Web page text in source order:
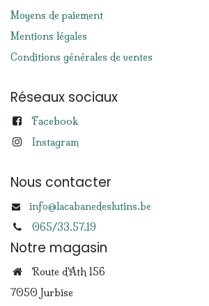
Moyens de paiement
Mentions légales
Conditions générales de ventes
Réseaux sociaux
Facebook
Instagram
Nous contacter
info@lacabanedeslutins.be
065/33.57.19
Notre magasin
Route d'Ath 156
7050 Jurbise